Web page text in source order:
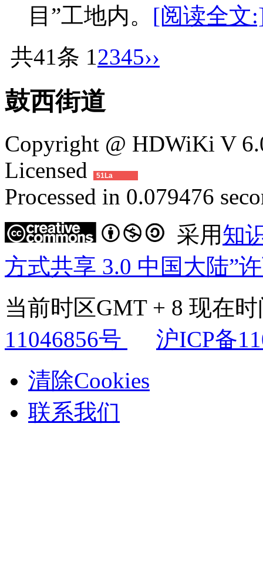
目”工地内。 [阅读全文
共41条 12345››
鼓西街道
Copyright @ HDWiKi V
Licensed
51La
Processed in 0.079476
采用知
方式共享 3.0 中国大陆”
当前时区GMT + 8 现在
11046856号
沪ICP备
清除Cookies
联系我们